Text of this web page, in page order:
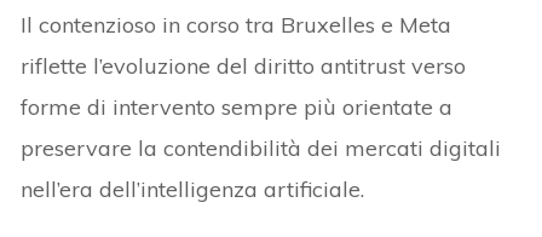
Il contenzioso in corso tra Bruxelles e Meta
riflette l’evoluzione del diritto antitrust verso
forme di intervento sempre più orientate a
preservare la contendibilità dei mercati digitali
nell’era dell’intelligenza artificiale.